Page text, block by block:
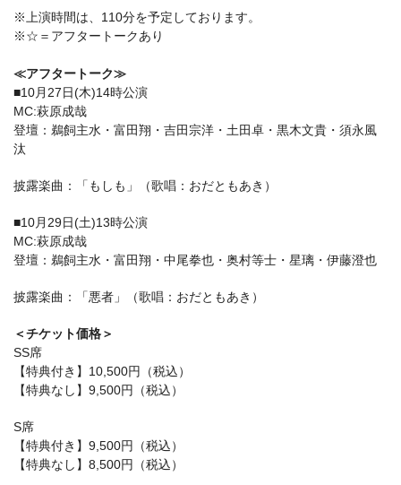
※上演時間は、110分を予定しております。
※☆＝アフタートークあり
≪アフタートーク≫
■10月27日(木)14時公演
MC:萩原成哉
登壇：鵜飼主水・富田翔・吉田宗洋・土田卓・黒木文貴・須永風
汰
披露楽曲：「もしも」（歌唱：おだともあき）
■10月29日(土)13時公演
MC:萩原成哉
登壇：鵜飼主水・富田翔・中尾拳也・奥村等士・星璃・伊藤澄也
披露楽曲：「悪者」（歌唱：おだともあき）
＜チケット価格＞
SS席
【特典付き】10,500円（税込）
【特典なし】9,500円（税込）
S席
【特典付き】9,500円（税込）
【特典なし】8,500円（税込）